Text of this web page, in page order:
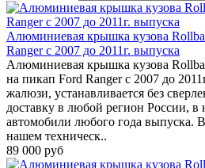
Алюминиевая крышка кузова
Ranger с 2007 до 2011г. выпуска
Алюминиевая крышка кузова
на пикап Ford Ranger с 2007 до
жалюзи, устанавливается без
доставку в любой регион России, в
автомобили любого года выпуска.
нашем техническ..
89 000 руб